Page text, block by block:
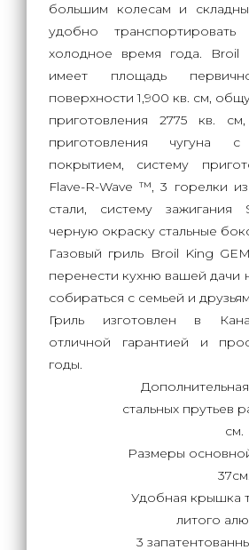
большим колесам и
удобно
холодное время года. Broil
имеет площадь
поверхности 1,900 кв. cм,
приготовления 2775 кв.
приготовления чугуна
покрытием, систему
Flave-R-Wave ™, 3 горелки
стали, систему
черную окраску стальные
Газовый гриль Broil King
перенести кухню вашей дачи
собираться с семьей и
Гриль изготовлен в
отличной гарантией и
годы.
стальных прутьев
см.
Размеры
37см.
Удобная крышка
литого
3